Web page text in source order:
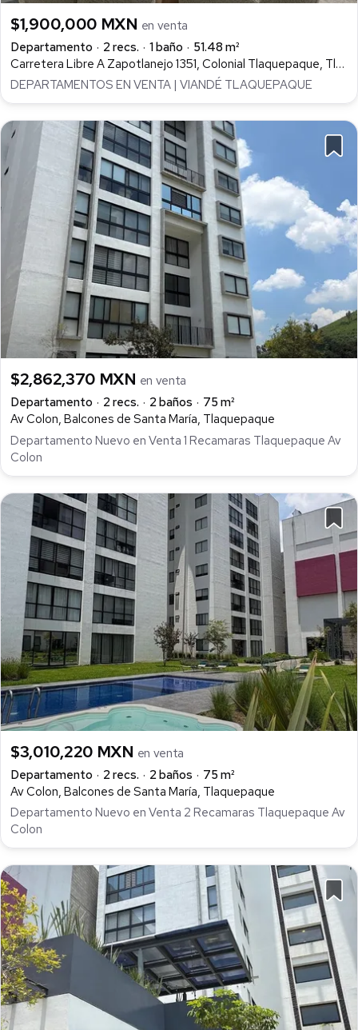
$1,900,000 MXN en venta
Departamento
2 recs. 1 baño
51.48 m²
Carretera Libre A Zapotlanejo 1351, Colonial Tlaquepaque, Tlaquepaque
DEPARTAMENTOS EN VENTA | VIANDÉ TLAQUEPAQUE
$2,862,370 MXN en venta
Departamento
2 recs. 2 baños
75 m²
Av Colon, Balcones de Santa María, Tlaquepaque
Departamento Nuevo en Venta 1 Recamaras Tlaquepaque Av
Colon
$3,010,220 MXN en venta
Departamento
2 recs. 2 baños
75 m²
Av Colon, Balcones de Santa María, Tlaquepaque
Departamento Nuevo en Venta 2 Recamaras Tlaquepaque Av
Colon